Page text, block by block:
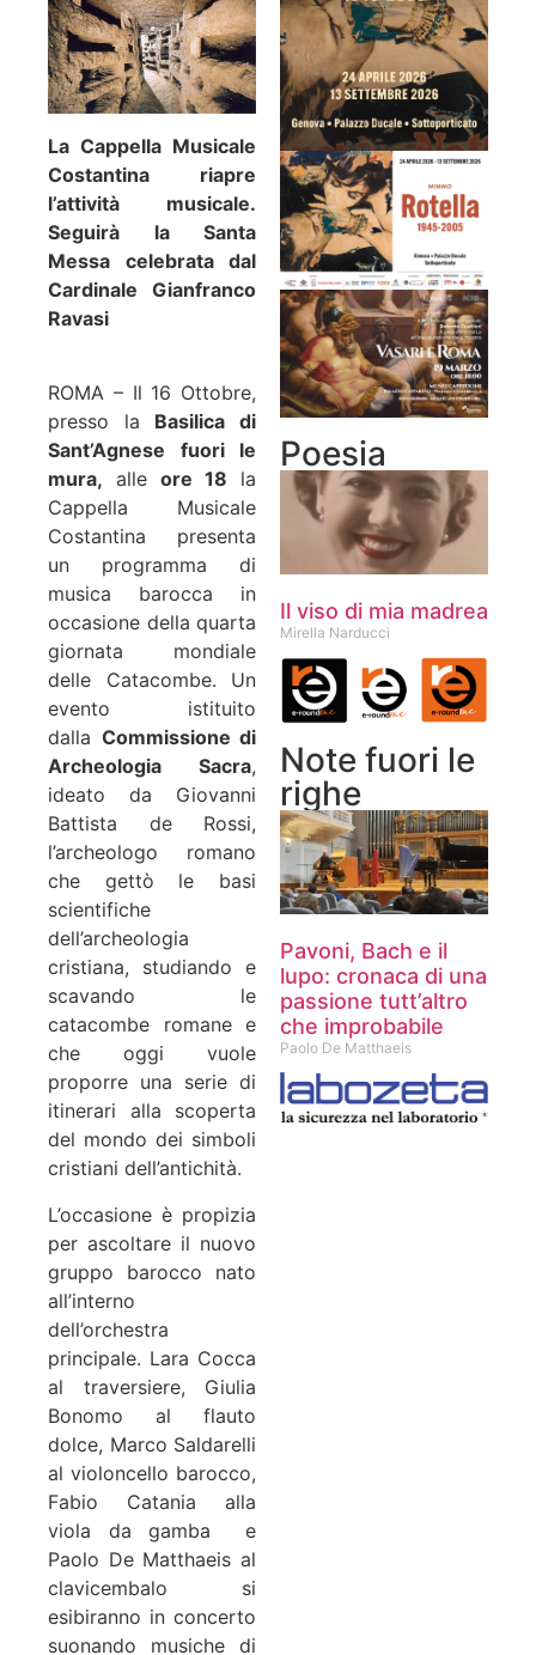
La Cappella Musicale
Costantina riapre
l’attività musicale.
Seguirà la Santa
Messa celebrata dal
Cardinale Gianfranco
Ravasi
ROMA – Il 16 Ottobre,
presso la Basilica di
Sant’Agnese fuori le
mura, alle ore 18 la
Cappella Musicale
Costantina presenta
un programma di
musica barocca in
occasione della quarta
giornata mondiale
delle Catacombe. Un
evento istituito
dalla Commissione di
Archeologia Sacra,
ideato da Giovanni
Battista de Rossi,
l’archeologo romano
che gettò le basi
scientifiche
dell’archeologia
cristiana, studiando e
scavando le
catacombe romane e
che oggi vuole
proporre una serie di
itinerari alla scoperta
del mondo dei simboli
cristiani dell’antichità.
L’occasione è propizia
per ascoltare il nuovo
gruppo barocco nato
all’interno
dell’orchestra
principale. Lara Cocca
al traversiere, Giulia
Bonomo al flauto
dolce, Marco Saldarelli
al violoncello barocco,
Fabio Catania alla
viola da gamba e
Paolo De Matthaeis al
clavicembalo si
esibiranno in concerto
suonando musiche di
Poesia
Il viso di mia madrea
Mirella Narducci
Note fuori le
righe
Pavoni, Bach e il
lupo: cronaca di una
passione tutt’altro
che improbabile
Paolo De Matthaeis